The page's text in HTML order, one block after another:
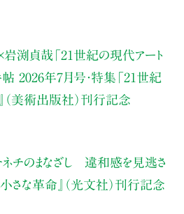
渕貞哉 「21世紀の現代アート
帖 2026年7月号・特集「21世紀
（美術出版社）刊行記念
ネチのまなざし 違和感を見逃さ
小さな革命』（光文社）刊行記念